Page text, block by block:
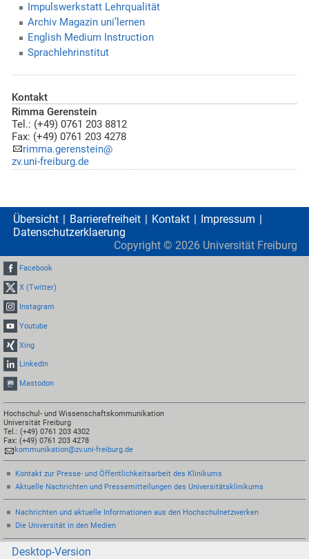
Impulswerkstatt Lehrqualität
Archiv Magazin uni’lernen
English Medium Instruction
Sprachlehrinstitut
Kontakt
Rimma Gerenstein
Tel.: (+49) 0761 203 8812
Fax: (+49) 0761 203 4278
rimma.gerenstein@
zv.uni-freiburg.de
Übersicht Barrierefreiheit Kontakt
Impressum
Datenschutzerklaerung
Copyright © 2026 Universität Freiburg
Facebook
X (Twitter)
Instagram
Youtube
Xing
LinkedIn
Mastodon
Hochschul- und Wissenschaftskommunikation
Universität Freiburg
Tel.: (+49) 0761 203 4302
Fax: (+49) 0761 203 4278
kommunikation@zv.uni-freiburg.de
Kontakt zur Presse- und Öffentlichkeitsarbeit des Klinikums
Aktuelle Nachrichten und Pressemitteilungen des Universitätsklinikums
Nachrichten und aktuelle Informationen aus den Hochschulnetzwerken
Die Universität in den Medien
Desktop-Version